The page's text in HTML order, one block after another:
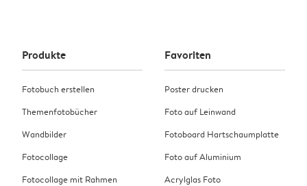
Produkte
Fotobuch erstellen
Themenfotobücher
Wandbilder
Fotocollage
Fotocollage mit Rahmen
Favoriten
Poster drucken
Foto auf Leinwand
Fotoboard Hartschaumplatte
Foto auf Aluminium
Acrylglas Foto